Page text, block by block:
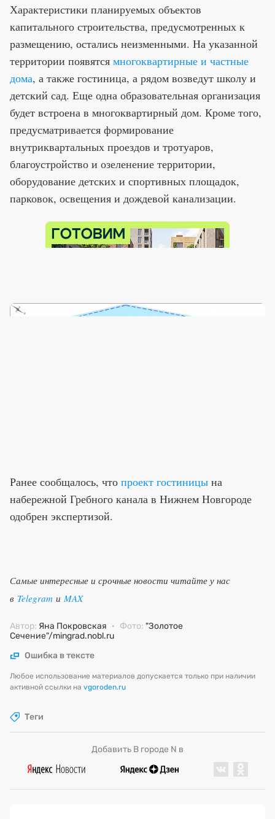
Характеристики планируемых объектов
капитального строительства, предусмотренных к
размещению, остались неизменными. На указанной
территории появятся многоквартирные и частные
дома, а также гостиница, а рядом возведут школу и
детский сад. Еще одна образовательная организация
будет встроена в многоквартирный дом. Кроме того,
предусматривается формирование
внутриквартальных проездов и тротуаров,
благоустройство и озеленение территории,
оборудование детских и спортивных площадок,
парковок, освещения и дождевой канализации.
Ранее сообщалось, что проект гостиницы на
набережной Гребного канала в Нижнем Новгороде
одобрен экспертизой.
Самые интересные и срочные новости читайте у нас
в Telegram и MAX
Автор: Яна Покровская · Фото: "Золотое
Сечение"/mingrad.nobl.ru
Ошибка в тексте
Любое использование материалов допускается только при наличии
активной ссылки на vgoroden.ru
Теги
Добавить В городе N в